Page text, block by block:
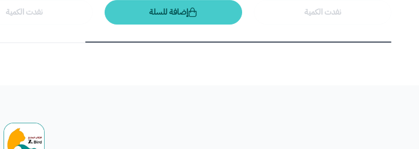
نفدت الكمية إضافة للسلة نفدت الكمية